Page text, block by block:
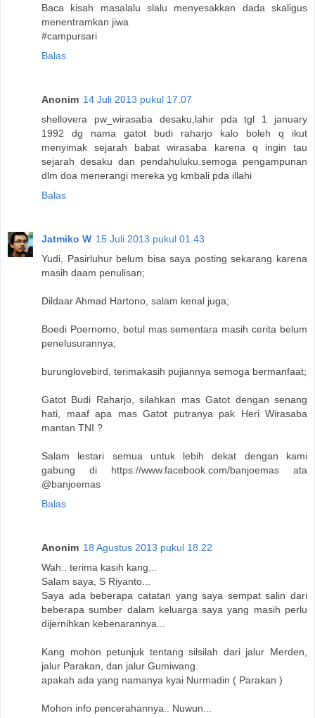
Baca kisah masalalu slalu menyesakkan dada skaligus
menentramkan jiwa
#campursari
Balas
Anonim 14 Juli 2013 pukul 17.07
shellovera pw_wirasaba desaku,lahir pda tgl 1 january
1992 dg nama gatot budi raharjo kalo boleh q ikut
menyimak sejarah babat wirasaba karena q ingin tau
sejarah desaku dan pendahuluku.semoga pengampunan
dlm doa menerangi mereka yg kmbali pda illahi
Balas
Jatmiko W 15 Juli 2013 pukul 01.43
Yudi, Pasirluhur belum bisa saya posting sekarang karena
masih daam penulisan;
Dildaar Ahmad Hartono, salam kenal juga;
Boedi Poernomo, betul mas sementara masih cerita belum
penelusurannya;
burunglovebird, terimakasih pujiannya semoga bermanfaat;
Gatot Budi Raharjo, silahkan mas Gatot dengan senang
hati, maaf apa mas Gatot putranya pak Heri Wirasaba
mantan TNI ?
Salam lestari semua untuk lebih dekat dengan kami
gabung di https://www.facebook.com/banjoemas ata
@banjoemas
Balas
Anonim 18 Agustus 2013 pukul 18.22
Wah.. terima kasih kang...
Salam saya, S Riyanto...
Saya ada beberapa catatan yang saya sempat salin dari
beberapa sumber dalam keluarga saya yang masih perlu
dijernihkan kebenarannya...
Kang mohon petunjuk tentang silsilah dari jalur Merden,
jalur Parakan, dan jalur Gumiwang.
apakah ada yang namanya kyai Nurmadin ( Parakan )
Mohon info pencerahannya.. Nuwun...